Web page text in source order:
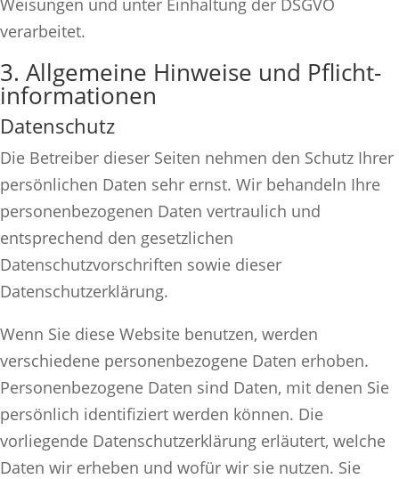
Weisungen und unter Einhaltung der DSGVO
verarbeitet.
3. Allgemeine Hinweise und Pflicht­
informationen
Datenschutz
Die Betreiber dieser Seiten nehmen den Schutz Ihrer
persönlichen Daten sehr ernst. Wir behandeln Ihre
personenbezogenen Daten vertraulich und
entsprechend den gesetzlichen
Datenschutzvorschriften sowie dieser
Datenschutzerklärung.
Wenn Sie diese Website benutzen, werden
verschiedene personenbezogene Daten erhoben.
Personenbezogene Daten sind Daten, mit denen Sie
persönlich identifiziert werden können. Die
vorliegende Datenschutzerklärung erläutert, welche
Daten wir erheben und wofür wir sie nutzen. Sie